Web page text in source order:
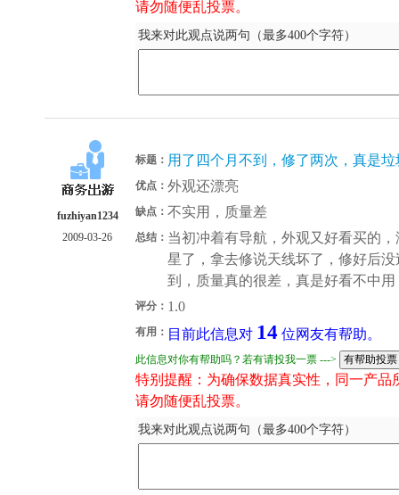
请勿随便乱投票。
我来对此观点说两句（最多400个字符）
fuzhiyan1234
2009-03-26
标题： 用了四个月不到，修了两次，真是垃
优点： 外观还漂亮
缺点： 不实用，质量差
总结： 当初冲着有导航，外观又好看买的
星了，拿去修说天线坏了，修好后
到，质量真的很差，真是好看不中用
评分： 1.0
有用： 目前此信息对 14 位网友有帮助。
此信息对你有帮助吗？若有请投我一票 --->
特别提醒：为确保数据真实性，同一产
请勿随便乱投票。
我来对此观点说两句（最多400个字符）